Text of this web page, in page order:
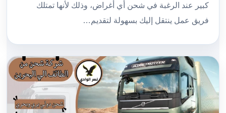
كبير عند الرغبة في شحن أي أغراض، وذلك لأنها تمتلك
فريق عمل ينتقل إليك بسهولة لتقديم…